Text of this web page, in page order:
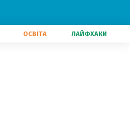
ОСВІТА ЛАЙФХАКИ